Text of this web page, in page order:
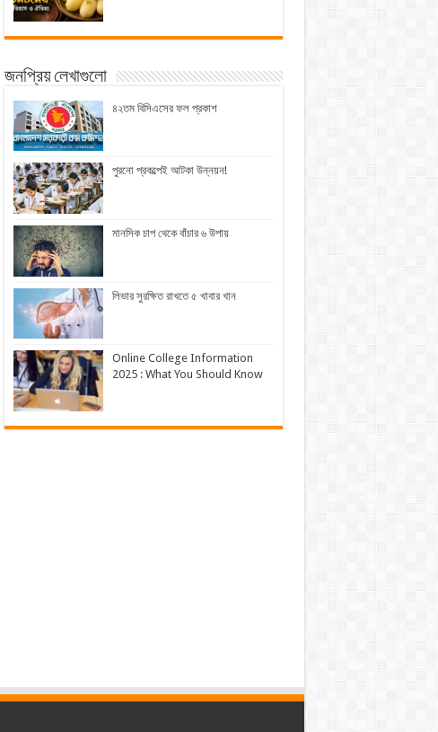
জনপ্রিয় লেখাগুলো
৪২তম বিসিএসের ফল প্রকাশ
পুরনো প্রকল্পেই আটকা উন্নয়ন!
মানসিক চাপ থেকে বাঁচার ৬ উপায়
লিভার সুরক্ষিত রাখতে ৫ খাবার খান
Online College Information
2025 : What You Should Know